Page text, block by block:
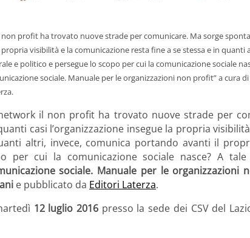
non profit ha trovato nuove strade per comunicare. Ma sorge
visibilità e la comunicazione resta fine a se stessa e in quanti
e politico e persegue lo scopo per cui la comunicazione sociale
sociale. Manuale per le organizzazioni non profit” a cura di
il non profit ha trovato nuove strade per
casi l’organizzazione insegue la propria
altri, invece, comunica portando avanti il
per cui la comunicazione sociale nasce? A
sociale. Manuale per le organizzazioni
e pubblicato da Editori Laterza.
12 luglio 2016 presso la sede dei CSV del